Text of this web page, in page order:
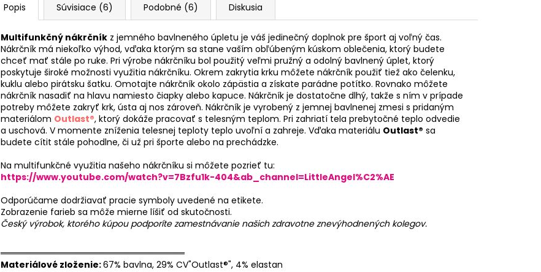
Popis Súvisiace (6) Podobné (6) Diskusia
Multifunkčný nákrčník z jemného bavlneného úpletu je váš jedinečný doplnok pre šport aj voľný čas.
Nákrčník má niekoľko výhod, vďaka ktorým sa stane vaším obľúbeným kúskom oblečenia, ktorý budete
chceť mať stále po ruke. Pri výrobe nákrčníku bol použitý veľmi pružný a odolný bavlnený úplet, ktorý
poskytuje široké možnosti využitia nákrčníku. Okrem zakrytia krku môžete nákrčník použiť tiež ako čelenku,
kuklu alebo pirátsku šatku. Omotajte nákrčník okolo zápästia a získate parádne potítko. Rovnako môžete
nákrčník nasadiť na hlavu namiesto čiapky alebo kapuce. Nákrčník je dostatočne dlhý, takže s ním v prípade
potreby môžete zakryť krk, ústa aj nos zároveň. Nákrčník je vyrobený z jemnej bavlnenej zmesi s pridaným
materiálom Outlast®, ktorý dokáže pracovať s telesným teplom. Pri zahriatí tela prebytočné teplo odvedie
a uschová. V momente zníženia telesnej teploty teplo uvoľní a zahreje. Vďaka materiálu Outlast® sa
budete cítit stále pohodlne, či už pri športe alebo na prechádzke.
Na multifunkčné využitia našeho nákrčníku si môžete pozrieť tu:
https://www.youtube.com/watch?v=7Bzfu1k-404&ab_channel=LittleAngel%C2%AE
Odporúčame dodržiavať pracie symboly uvedené na etikete.
Zobrazenie farieb sa môže mierne líšiť od skutočnosti.
Český výrobok, ktorého kúpou podporíte zamestnávanie našich zdravotne znevýhodnených kolegov.
══════════════════════════════
Materiálové zloženie:67% bavlna, 29% CV"Outlast®", 4% elastan